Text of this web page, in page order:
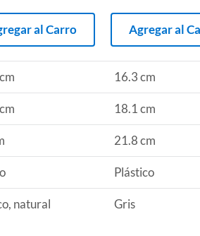
de alacena y despensa, para
puedes considerar la compra de
al Carro Agregar al
16.3 cm
18.1 cm
21.8 cm
Plástico
natural Gris